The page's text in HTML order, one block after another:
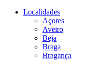
Localidades
Açores
Aveiro
Beja
Braga
Bragança